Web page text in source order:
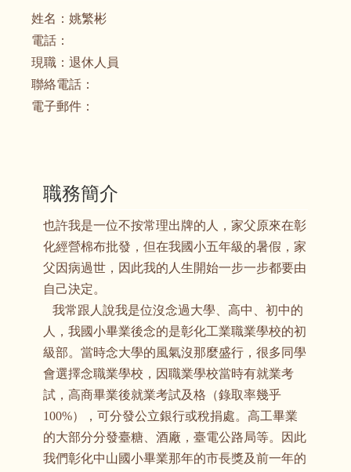
姓名： 姚繁彬
電話：
現職： 退休人員
聯絡電話：
電子郵件：
職務簡介
也許我是一位不按常理出牌的人，家父原來在彰
化經營棉布批發，但在我國小五年級的暑假，家
父因病過世，因此我的人生開始一步一步都要由
自己決定。
我常跟人說我是位沒念過大學、高中、初中的
人，我國小畢業後念的是彰化工業職業學校的初
級部。當時念大學的風氣沒那麼盛行，很多同學
會選擇念職業學校，因職業學校當時有就業考
試，高商畢業後就業考試及格（錄取率幾乎
100%），可分發公立銀行或稅捐處。高工畢業
的大部分分發臺糖、酒廠，臺電公路局等。因此
我們彰化中山國小畢業那年的市長獎及前一年的